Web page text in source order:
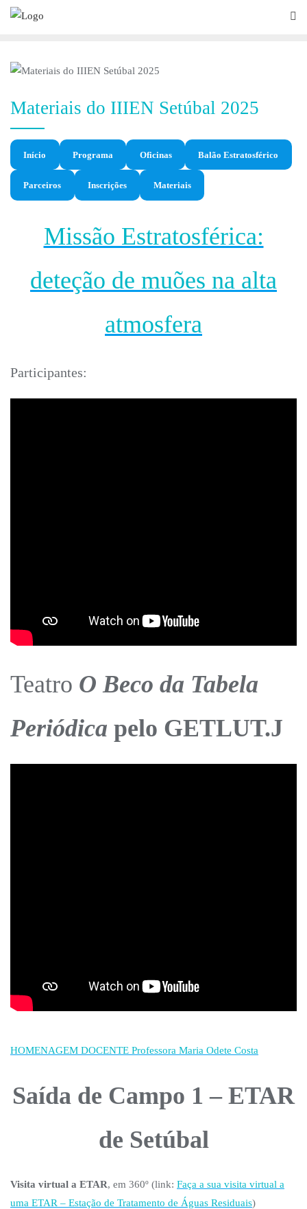
Materiais do IIIEN Setúbal 2025
Início Programa Oficinas Balão Estratosférico
Parceiros Inscrições Materiais
Missão Estratosférica:
deteção de muões na alta
atmosfera
Participantes:
Teatro O Beco da Tabela
Periódica pelo GETLUT.J
HOMENAGEM DOCENTE Professora Maria Odete Costa
Saída de Campo 1 – ETAR
de Setúbal
Visita virtual a ETAR, em 360º (link: Faça a sua visita virtual a
uma ETAR – Estação de Tratamento de Águas Residuais)